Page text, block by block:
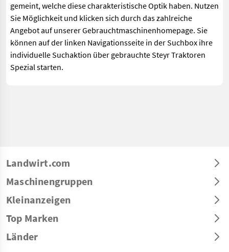
gemeint, welche diese charakteristische Optik haben. Nutzen
Sie Möglichkeit und klicken sich durch das zahlreiche
Angebot auf unserer Gebrauchtmaschinenhomepage. Sie
können auf der linken Navigationsseite in der Suchbox ihre
individuelle Suchaktion über gebrauchte Steyr Traktoren
Spezial starten.
Landwirt.com
Maschinengruppen
Kleinanzeigen
Top Marken
Länder